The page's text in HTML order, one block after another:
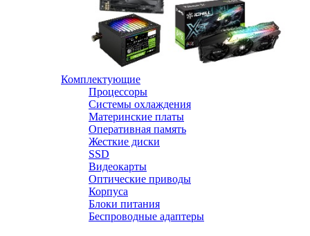
Комплектующие
Процессоры
Системы охлаждения
Материнские платы
Оперативная память
Жесткие диски
SSD
Видеокарты
Оптические приводы
Корпуса
Блоки питания
Беспроводные адаптеры